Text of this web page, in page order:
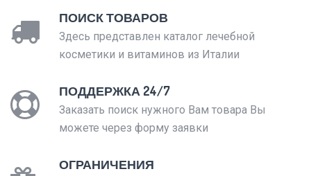
ПОИСК ТОВАРОВ
Здесь представлен каталог лечебной
косметики и витаминов из Италии
ПОДДЕРЖКА 24/7
Заказать поиск нужного Вам товара Вы
можете через форму заявки
ОГРАНИЧЕНИЯ